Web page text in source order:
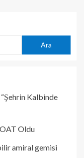
Ara
Kalbinde
Oldu
amiral gemisi